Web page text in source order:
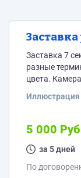
Заставка 7 секунд. Крупным планом,
разные
цвета. Камера движется по ним, переходит к другом
увеличиваются.
терминов
надписью.
правой части
белый фон,...
Иллюстрация
5 000 Руб
за 5 дней
По